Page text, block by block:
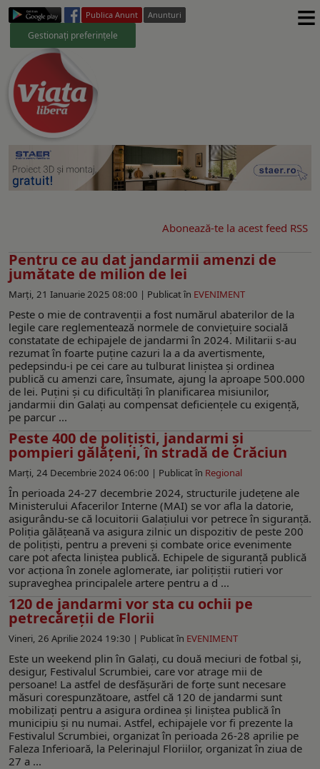
Publica Anunt Anunturi
Gestionați preferințele ≡
Abonează-te la acest feed RSS
Pentru ce au dat jandarmii amenzi de
jumătate de milion de lei
Marți, 21 Ianuarie 2025 08:00 | Publicat în EVENIMENT
Peste o mie de contravenții a fost numărul abaterilor de la
legile care reglementează normele de conviețuire socială
constatate de echipajele de jandarmi în 2024. Militarii s-au
rezumat în foarte puține cazuri la a da avertismente,
pedepsindu-i pe cei care au tulburat liniștea și ordinea
publică cu amenzi care, însumate, ajung la aproape 500.000
de lei. Puțini și cu dificultăți în planificarea misiunilor,
jandarmii din Galați au compensat deficiențele cu exigență,
pe parcur ...
Peste 400 de polițiști, jandarmi şi
pompieri gălățeni, în stradă de Crăciun
Marți, 24 Decembrie 2024 06:00 | Publicat în Regional
În perioada 24-27 decembrie 2024, structurile județene ale
Ministerului Afacerilor Interne (MAI) se vor afla la datorie,
asigurându-se că locuitorii Galațiului vor petrece în siguranță.
Poliția gălăţeană va asigura zilnic un dispozitiv de peste 200
de polițiști, pentru a preveni și combate orice evenimente
care pot afecta liniștea publică. Echipele de siguranță publică
vor acționa în zonele aglomerate, iar polițiștii rutieri vor
supraveghea principalele artere pentru a d ...
120 de jandarmi vor sta cu ochii pe
petrecăreții de Florii
Vineri, 26 Aprilie 2024 19:30 | Publicat în EVENIMENT
Este un weekend plin în Galați, cu două meciuri de fotbal și,
desigur, Festivalul Scrumbiei, care vor atrage mii de
persoane! La astfel de desfășurări de forțe sunt necesare
măsuri corespunzătoare, astfel că 120 de jandarmi sunt
mobilizați pentru a asigura ordinea și liniștea publică în
municipiu și nu numai. Astfel, echipajele vor fi prezente la
Festivalul Scrumbiei, organizat în perioada 26-28 aprilie pe
Faleza Inferioară, la Pelerinajul Floriilor, organizat în ziua de
27 a ...